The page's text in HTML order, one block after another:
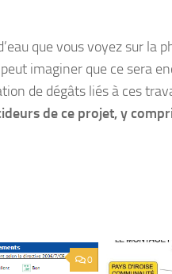
que vous voyez sur la
imaginer que ce sera
de dégâts liés à ces
de ce projet, y
0